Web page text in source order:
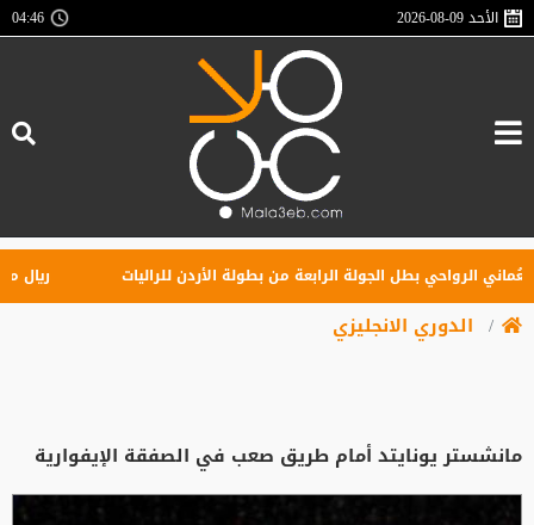
الأحد2026-08-09
04:46
الرواحي بطل الجولة الرابعة من بطولة الأردن للراليات ريال
الدوري الانجليزي
مانشستر يونايتد أمام طريق صعب في الصفقة الإيفوارية